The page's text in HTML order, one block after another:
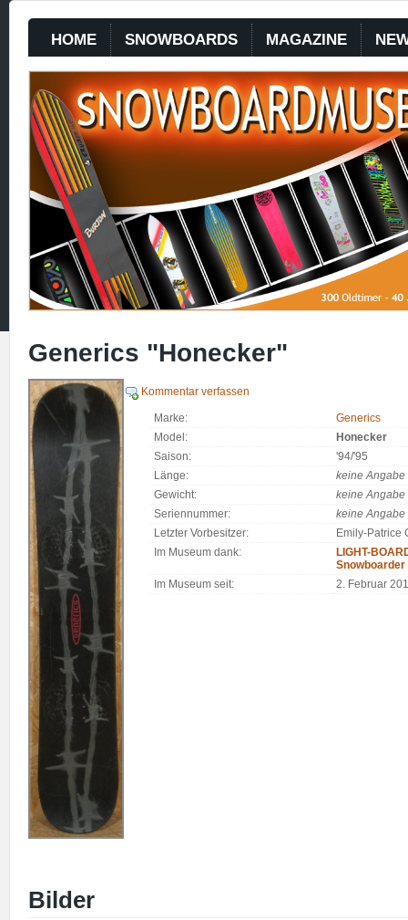
HOME SNOWBOARDS MAGAZINE
Generics "Honecker"
Kommentar verfassen
Marke:
Generics
Model:
Honecker
Saison:
'94/'95
Länge:
keine Angabe
Gewicht:
keine Angabe
Seriennummer:
keine Angabe
Letzter Vorbesitzer:
Emily-Patrice
Im Museum dank:
LIGHT-
Snowboarder
Im Museum seit:
2. Februar
Bilder